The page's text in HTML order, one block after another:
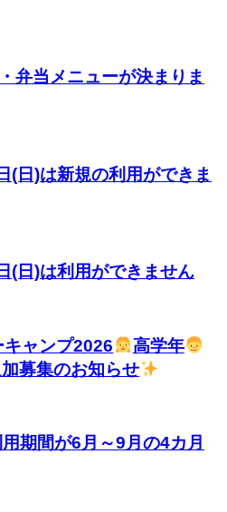
弁当メニューが決まりま
(日)は新規の利用ができま
(日)は利用ができません
ャンプ2026
高学年
募集のお知らせ
用期間が6月～9月の4カ月